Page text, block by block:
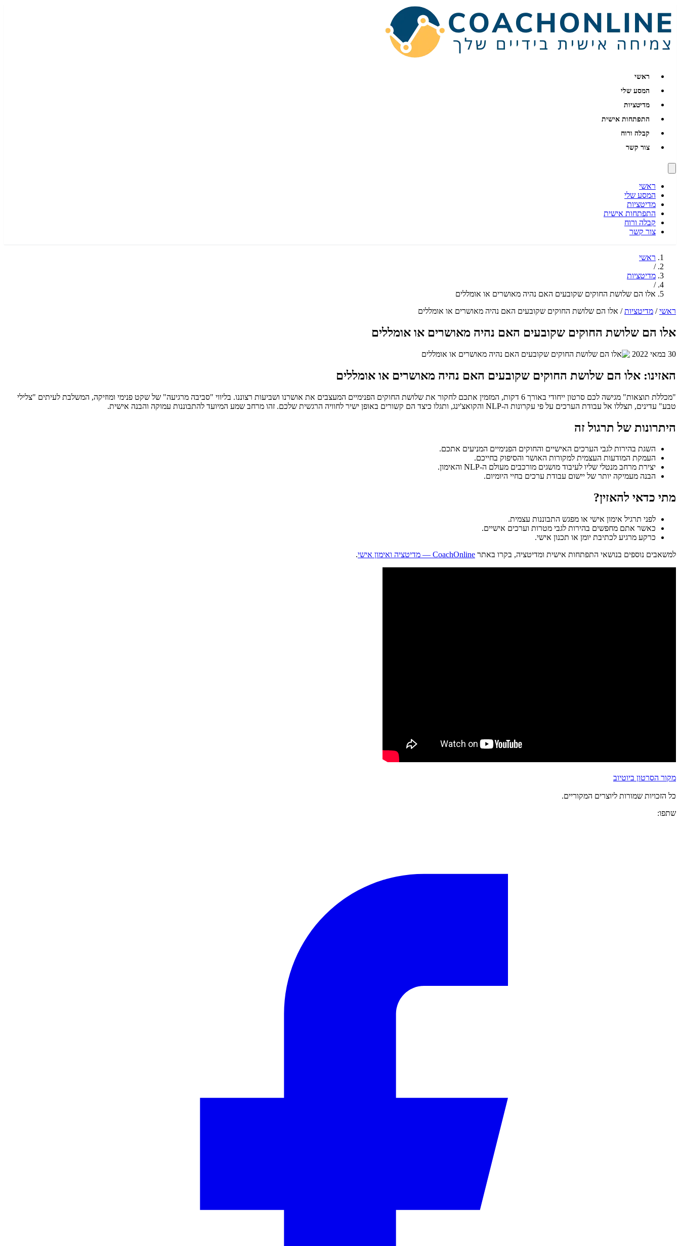
ראשי
המסע שלי
מדיטציות
התפתחות אישית
קבלה ורוח
צור קשר
ראשי
המסע שלי
מדיטציות
התפתחות אישית
קבלה ורוח
צור קשר
ראשי
/
מדיטציות
/
אלו הם שלושת החוקים שקובעים האם נהיה מאושרים או אומללים
ראשי / מדיטציות / אלו הם שלושת החוקים שקובעים האם נהיה מאושרים או אומללים
אלו הם שלושת החוקים שקובעים האם נהיה מאושרים או אומללים
30 במאי 2022
האזינו: אלו הם שלושת החוקים שקובעים האם נהיה מאושרים או אומללים
"מכללת תוצאות" מגישה לכם סרטון ייחודי באורך 6 דקות, המזמין אתכם לחקור את שלושת החוקים הפנימיים המעצבים את אושרנו ושביעות רצוננו. בליווי "סביבה מרגיעה" של שקט פנימי ומוזיקה, המשלבת לעיתים "צלילי
טבע" עדינים, תצללו אל עבודת הערכים על פי עקרונות ה-NLP והקואצ'ינג, ותגלו כיצד הם קשורים באופן ישיר לחוויה הרגשית שלכם. זהו מרחב שמע המיועד להתבוננות עמוקה והבנה אישית.
היתרונות של תרגול זה
השגת בהירות לגבי הערכים האישיים והחוקים הפנימיים המניעים אתכם.
העמקת המודעות העצמית למקורות האושר והסיפוק בחייכם.
יצירת מרחב מנטלי שליו לעיבוד מושגים מורכבים מעולם ה-NLP והאימון.
הבנה מעמיקה יותר של יישום עבודת ערכים בחיי היומיום.
מתי כדאי להאזין?
לפני תרגיל אימון אישי או מפגש התבוננות עצמית.
כאשר אתם מחפשים בהירות לגבי מטרות וערכים אישיים.
כרקע מרגיע לכתיבת יומן או תכנון אישי.
למשאבים נוספים בנושאי התפתחות אישית ומדיטציה, בקרו באתר CoachOnline — מדיטציה ואימון אישי .
מקור הסרטון ביוטיוב
כל הזכויות שמורות ליוצרים המקוריים.
שתפו: